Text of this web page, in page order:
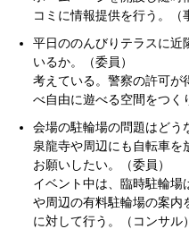
コミに情報提供を行う。（
平日ののんびりテラスに近
いるか。（委員）
考えている。警察の許可が
べ自由に遊べる空間をつく
会場の駐輪場の問題はどう
泉龍寺や周辺にも自転車を
お願いしたい。（委員）
イベント中は、臨時駐輪場
や周辺の有料駐輪場の案内
に対して行う。（コンサル）